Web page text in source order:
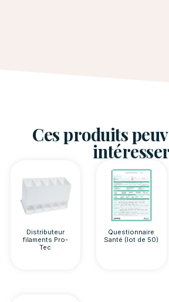
Ces produits
Distributeur
filaments Pro-
Tec
Questionnaire
Santé (lot de 50)